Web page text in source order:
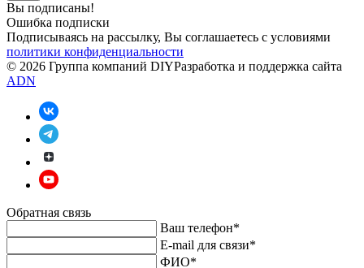
Вы подписаны!
Ошибка подписки
Подписываясь на рассылку, Вы соглашаетесь c условиями
политики конфиденциальности
© 2026 Группа компаний DIYРазработка и поддержка сайта
ADN
Обратная связь
Ваш телефон*
E-mail для связи*
ФИО*